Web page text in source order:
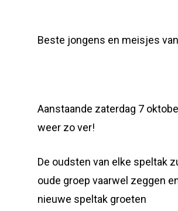
Beste jongens en meisjes van
Aanstaande zaterdag 7
weer zo ver!
De oudsten van elke speltak
oude groep vaarwel zeggen
nieuwe speltak groeten